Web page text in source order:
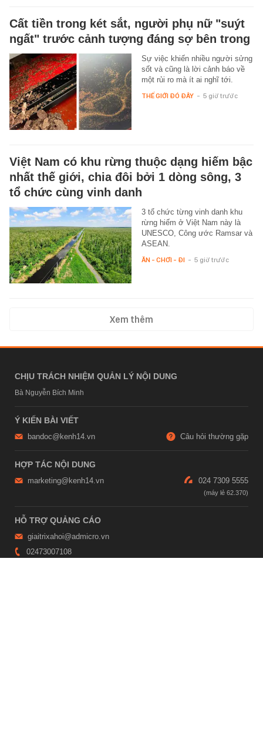
Cất tiền trong két sắt, người phụ nữ "suýt
ngất" trước cảnh tượng đáng sợ bên trong
Sự việc khiến nhiều người sửng
sốt và cũng là lời cảnh báo về
một rủi ro mà ít ai nghĩ tới.
THẾ GIỚI ĐÓ ĐÂY - 5 giờ trước
Việt Nam có khu rừng thuộc dạng hiếm bậc
nhất thế giới, chia đôi bởi 1 dòng sông, 3
tổ chức cùng vinh danh
3 tổ chức từng vinh danh khu
rừng hiếm ở Việt Nam này là
UNESCO, Công ước Ramsar và
ASEAN.
ĂN - CHƠI - ĐI - 5 giờ trước
Xem thêm
CHỊU TRÁCH NHIỆM QUẢN LÝ NỘI DUNG
Bà Nguyễn Bích Minh
Ý KIẾN BÀI VIẾT
bandoc@kenh14.vn Câu hỏi thường gặp
HỢP TÁC NỘI DUNG
marketing@kenh14.vn 024 7309 5555
HỖ TRỢ QUẢNG CÁO
giaitrixahoi@admicro.vn
02473007108